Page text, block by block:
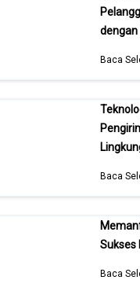
dengan
Baca
Baca
Sukses
Baca